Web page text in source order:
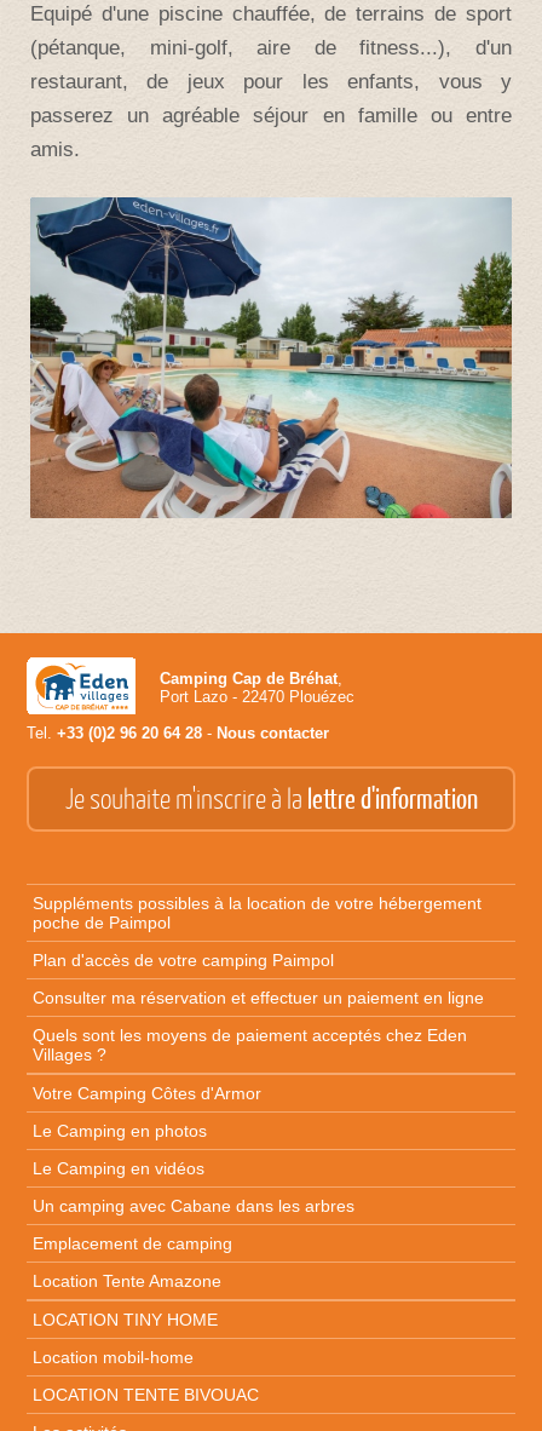
Equipé d'une piscine chauffée, de terrains de sport
(pétanque, mini-golf, aire de fitness...), d'un
restaurant, de jeux pour les enfants, vous y
passerez un agréable séjour en famille ou entre
amis.
Camping Cap de Bréhat,
Port Lazo - 22470 Plouézec
Tel.+33 (0)2 96 20 64 28 - Nous contacter
Je souhaite m'inscrire à la lettre d'information
Suppléments possibles à la location de votre hébergement
poche de Paimpol
Plan d'accèsde votre camping Paimpol
Consulter ma réservation et effectuer un paiement en ligne
Quels sont les moyens de paiement acceptés chez Eden
Villages ?
Votre Camping Côtes d'Armor
Le Camping en photos
Le Camping en vidéos
Un camping avec Cabane dans les arbres
Emplacement de camping
Location Tente Amazone
LOCATION TINY HOME
Location mobil-home
LOCATION TENTE BIVOUAC